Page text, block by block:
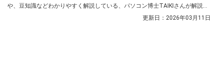
や、豆知識などわかりやすく解説している、パソコン博士TAIKIさんが解説し
てくれました。気になる方は、ぜひ動画と合わせてチェックしてみてくださ
更新日： 2026年03月11日